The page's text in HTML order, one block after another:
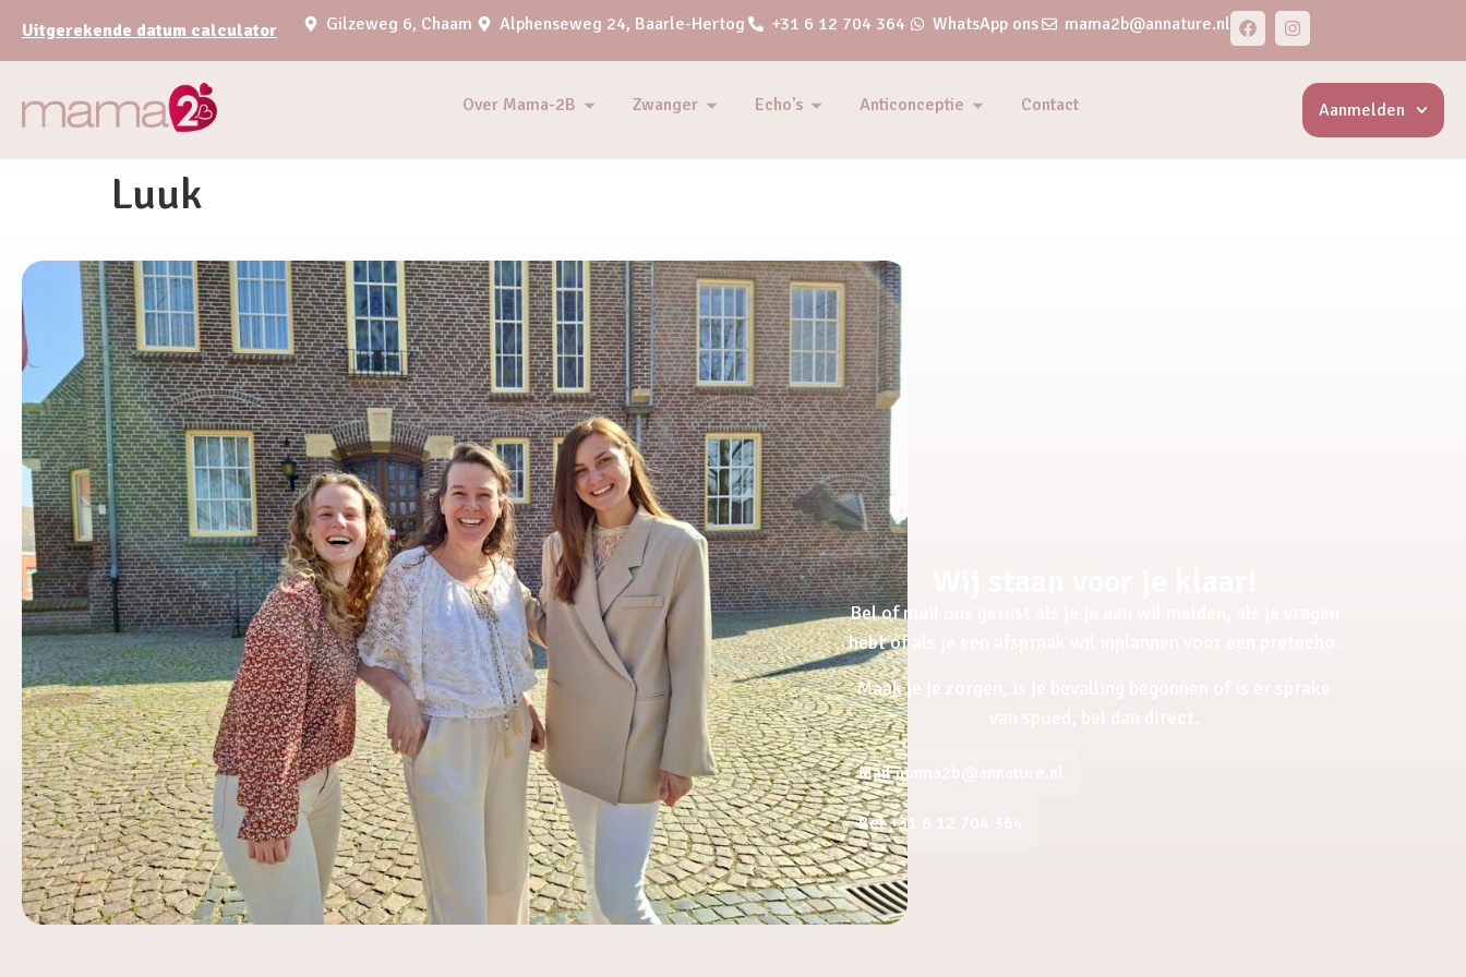
Uitgerekende datum calculator Gilzeweg 6, Chaam Alphenseweg 24, Baarle-Hertog +31 6 12 704 364 WhatsApp ons mama2b@annature.nl
Over Mama-2B Zwanger Echo's Anticonceptie Contact Aanmelden
Luuk
Bel of mail ons gerust als je je aan wil melden, als je vragen
hebt of als je een afspraak wil inplannen voor een pretecho.
Maak je je zorgen, is je bevalling begonnen of is er sprake
Mail mama2b@annature.nl
Bel +31 6 12 704 364